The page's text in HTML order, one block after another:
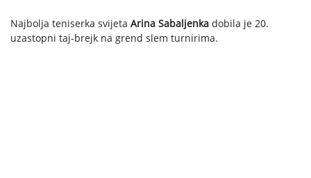
Najbolja teniserka svijeta Arina Sabaljenka dobila je 20.
uzastopni taj-brejk na grend slem turnirima.